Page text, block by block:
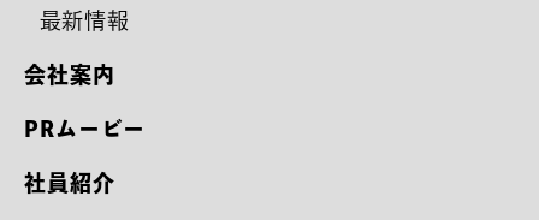
最新情報
会社案内
PRムービー
社員紹介